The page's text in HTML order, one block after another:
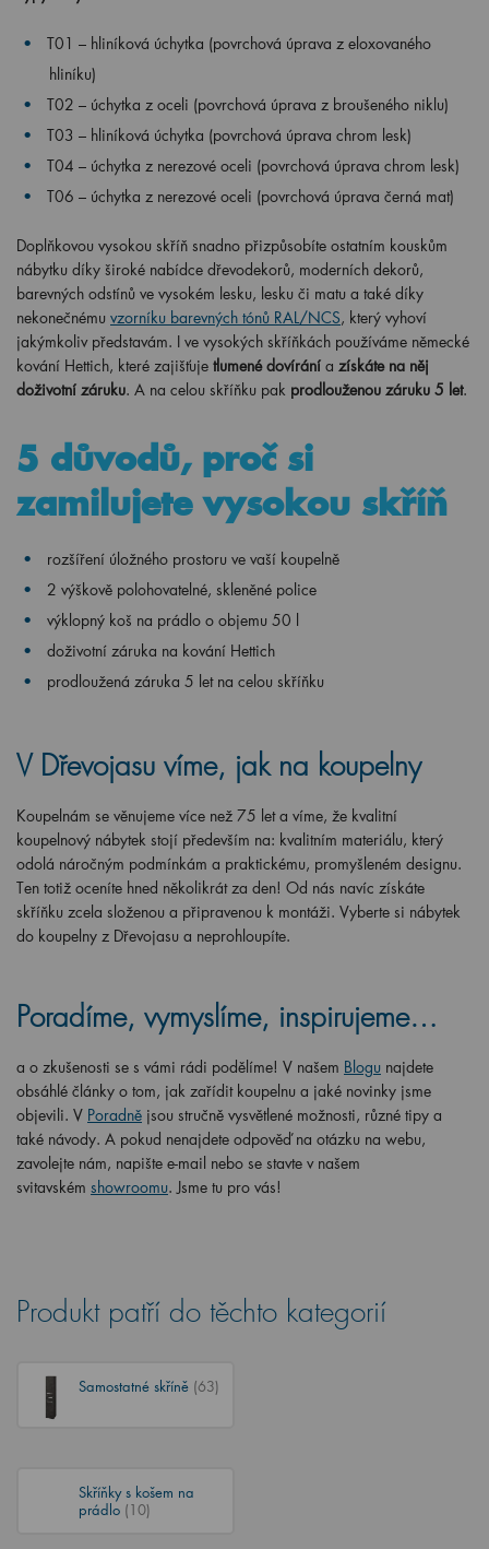
T01 – hliníková úchytka (povrchová úprava z eloxovaného
hliníku)
T02 – úchytka z oceli (povrchová úprava z broušeného niklu)
T03 – hliníková úchytka (povrchová úprava chrom lesk)
T04 – úchytka z nerezové oceli (povrchová úprava chrom lesk)
T06 – úchytka z nerezové oceli (povrchová úprava černá mat)
Doplňkovou vysokou skříň snadno přizpůsobíte ostatním kouskům
nábytku díky široké nabídce dřevodekorů, moderních dekorů,
barevných odstínů ve vysokém lesku, lesku či matu a také díky
nekonečnému vzorníku barevných tónů RAL/NCS, který vyhoví
jakýmkoliv představám. I ve vysokých skříňkách používáme německé
kování Hettich, které zajišťuje tlumené dovírání a získáte na něj
doživotní záruku. A na celou skříňku pak prodlouženou záruku 5 let.
5 důvodů, proč si
zamilujete vysokou skříň
rozšíření úložného prostoru ve vaší koupelně
2 výškově polohovatelné, skleněné police
výklopný koš na prádlo o objemu 50 l
doživotní záruka na kování Hettich
prodloužená záruka 5 let na celou skříňku
V Dřevojasu víme, jak na koupelny
Koupelnám se věnujeme více než 75 let a víme, že kvalitní
koupelnový nábytek stojí především na: kvalitním materiálu, který
odolá náročným podmínkám a praktickému, promyšleném designu.
Ten totiž oceníte hned několikrát za den! Od nás navíc získáte
skříňku zcela složenou a připravenou k montáži. Vyberte si nábytek
do koupelny z Dřevojasu a neprohloupíte.
Poradíme, vymyslíme, inspirujeme…
a o zkušenosti se s vámi rádi podělíme! V našem Blogu najdete
obsáhlé články o tom, jak zařídit koupelnu a jaké novinky jsme
objevili. V Poradně jsou stručně vysvětlené možnosti, různé tipy a
také návody. A pokud nenajdete odpověď na otázku na webu,
zavolejte nám, napište e-mail nebo se stavte v našem
svitavském showroomu. Jsme tu pro vás!
Produkt patří do těchto kategorií
Samostatné skříně (63)
Skříňky s košem na
prádlo (10)